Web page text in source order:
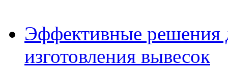
Эффективные решения
изготовления вывесок